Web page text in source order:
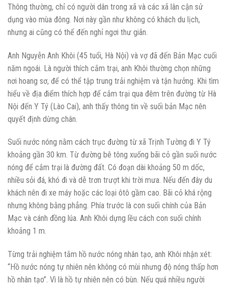
Thông thường, chỉ có người dân trong xã và các xã lân cận sử
dụng vào mùa đông. Nơi này gần như không có khách du lịch,
nhưng ai cũng có thể đến nghỉ ngơi thư giãn.
Anh Nguyễn Anh Khôi (45 tuổi, Hà Nội) và vợ đã đến Bản Mạc cuối
năm ngoái. Là người thích cắm trại, anh Khôi thường chọn những
nơi hoang sơ, để có thể tập trung trải nghiệm và tận hưởng. Khi tìm
hiểu về địa điểm thích hợp để cắm trại qua đêm trên đường từ Hà
Nội đến Y Tý (Lào Cai), anh thấy thông tin về suối bản Mạc nên
quyết định dừng chân.
Suối nước nóng nằm cách trục đường từ xã Trịnh Tường đi Y Tý
khoảng gần 30 km. Từ đường bê tông xuống bãi cỏ gần suối nước
nóng để cắm trại là đường đất. Có đoạn dài khoảng 50 m dốc,
nhiều sỏi đá, khó đi và dễ trơn trượt khi trời mưa. Nếu đến đây du
khách nên đi xe máy hoặc các loại ôtô gầm cao. Bãi cỏ khá rộng
nhưng không bằng phẳng. Phía trước là con suối chính của Bản
Mạc và cánh đồng lúa. Anh Khôi dựng lều cách con suối chính
khoảng 1 m.
Từng trải nghiệm tắm hồ nước nóng nhân tạo, anh Khôi nhận xét:
“Hồ nước nóng tự nhiên nên không có mùi nhưng độ nóng thấp hơn
hồ nhân tạo”. Vì là hồ tự nhiên nên có bùn. Nếu quá nhiều người